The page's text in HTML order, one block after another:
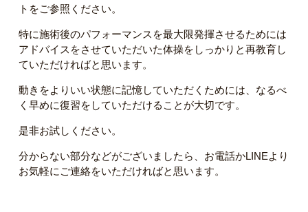
トをご参照ください。
特に施術後のパフォーマンスを最大限発揮させるためには
アドバイスをさせていただいた体操をしっかりと再教育し
ていただければと思います。
動きをよりいい状態に記憶していただくためには、なるべ
く早めに復習をしていただけることが大切です。
是非お試しください。
分からない部分などがございましたら、お電話かLINEより
お気軽にご連絡をいただければと思います。